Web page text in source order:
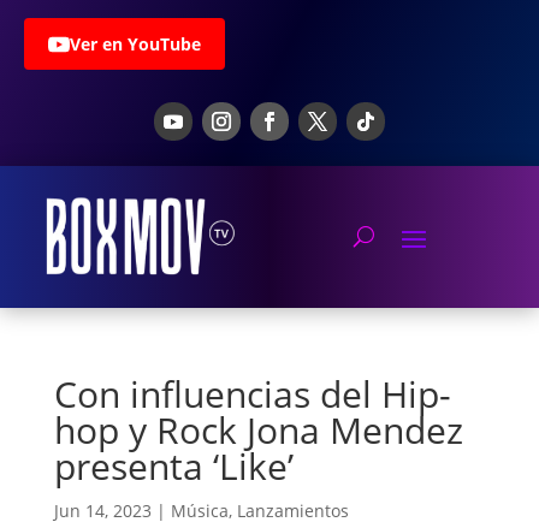
Ver en YouTube
Con influencias del Hip-
hop y Rock Jona Mendez
presenta ‘Like’
Jun 14, 2023 | Música, Lanzamientos